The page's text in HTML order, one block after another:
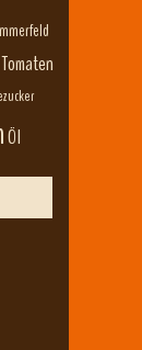
Tomaten
Öl